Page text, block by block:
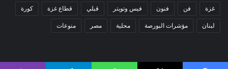
غزة فن فنون فيس وتويتر قبلي قطاع غزة كورة
لبنان مؤشرات البورصة محلية مصر منوعات